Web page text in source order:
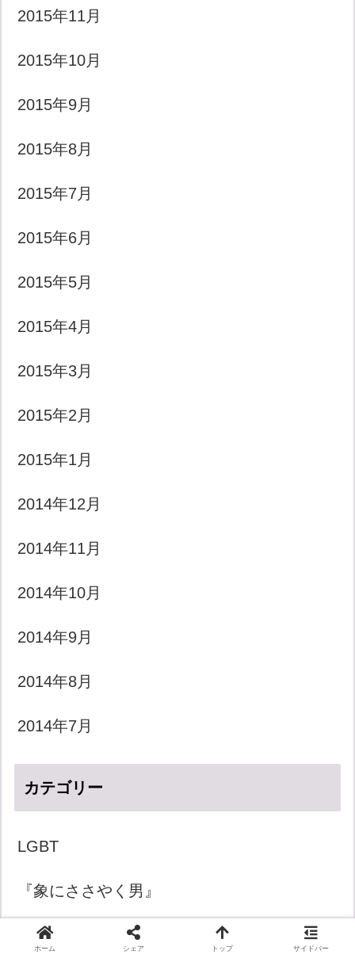
2015年11月
2015年10月
2015年9月
2015年8月
2015年7月
2015年6月
2015年5月
2015年4月
2015年3月
2015年2月
2015年1月
2014年12月
2014年11月
2014年10月
2014年9月
2014年8月
2014年7月
カテゴリー
LGBT
『象にささやく男』
きょうのダジャレ
ホーム シェア トップ サイドバー